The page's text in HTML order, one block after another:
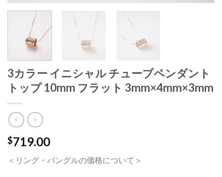
3カラー イニシャル チューブペンダント
トップ 10mm フラット 3mm×4mm×3mm
$719.00
＜リング・バングルの価格について＞